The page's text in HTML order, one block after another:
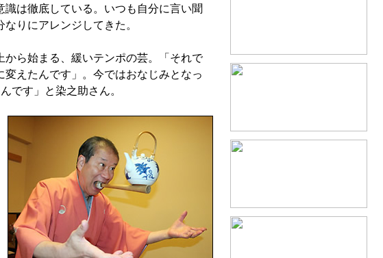
は徹底している。いつも自分に言い聞
りにアレンジしてきた。
ら始まる、緩いテンポの芸。「それで
えたんです」。今ではおなじみとなっ
です」と染之助さん。